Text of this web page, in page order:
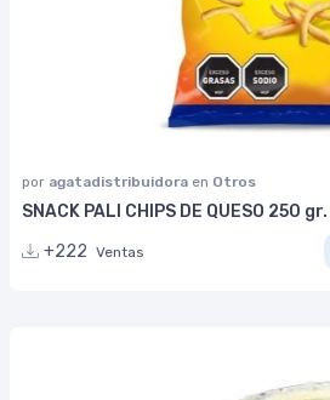
por agatadistribuidora en Otros
SNACK PALI CHIPS DE QUESO 250 gr.
+222 Ventas